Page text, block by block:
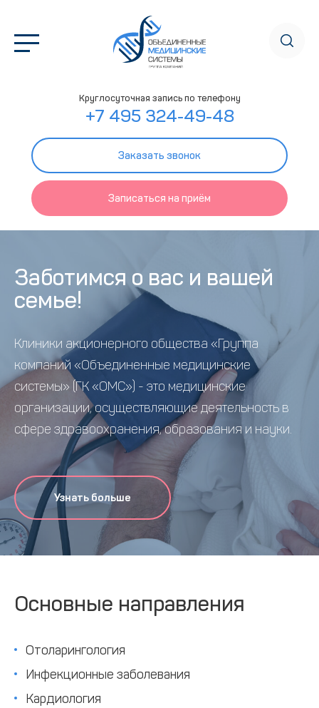
Заказать звонок
Записаться на приём
Круглосуточная запись по телефону
+7 495 324-49-48
Заботимся о вас и вашей
семье!
Клиники акционерного общества «Группа
компаний «Объединенные медицинские
системы» (ГК «ОМС») - это медицинские
организации, осуществляющие деятельность в
сфере здравоохранения, образования и науки.
Узнать больше
Основные направления
Отоларингология
Инфекционные заболевания
Кардиология